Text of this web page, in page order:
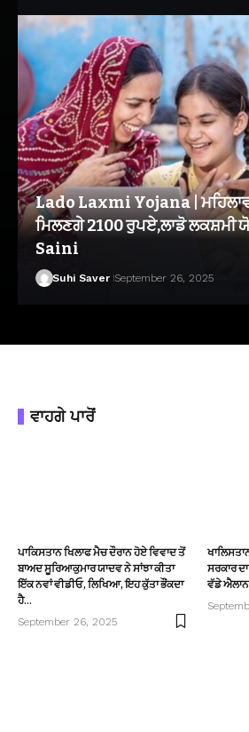
Lado Laxmi Yojana |
ਮਿਲਣਗੇ 2100 ਰੁਪਏ,ਲਾਡੋ ਲਕਸ਼ਮੀ
Saini
Suhi Saver September 26, 2025
ਵਾਹਗੇ ਪਾਰੋਂ
ਪਾਕਿਸਤਾਨ ਖਿਲਾਫ ਮੈਚ ਦੌਰਾਨ ਹੋਏ ਵਿਵਾਦ ਤੋਂ
ਬਾਅਦ ਸੂਰਿਆਕੁਮਾਰ ਯਾਦਵ ਨੇ ਸਾਂਝਾ ਕੀਤਾ
ਇੱਕ ਨਵਾਂ ਵੀਡੀਓ, ਲਿਖਿਆ, ਇਹ ਕੁੱਤਾ ਭੌਂਕਦਾ
ਹੈ…
September 26, 2025
ਸਰਕਾਰ
ਵੱਡੇ